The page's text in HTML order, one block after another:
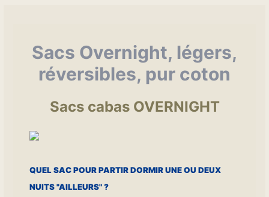
Sacs Overnight, légers,
réversibles, pur coton
Sacs cabas OVERNIGHT
QUEL SAC POUR PARTIR DORMIR UNE OU DEUX
NUITS "AILLEURS" ?